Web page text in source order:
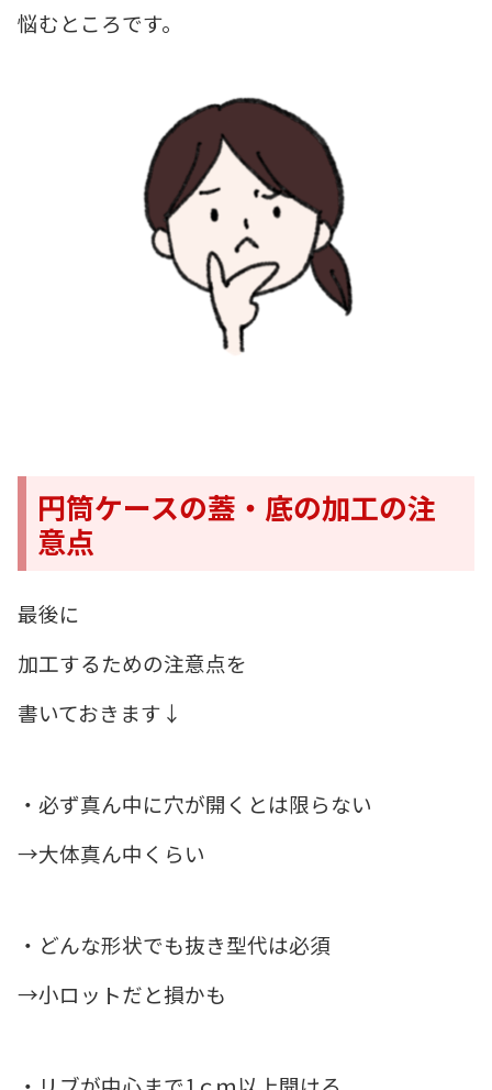
悩むところです。
円筒ケースの蓋・底の加工の注
意点
最後に
加工するための注意点を
書いておきます↓
・必ず真ん中に穴が開くとは限らない
→大体真ん中くらい
・どんな形状でも抜き型代は必須
→小ロットだと損かも